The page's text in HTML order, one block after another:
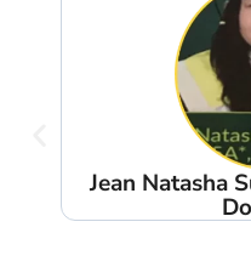
Jean Natasha